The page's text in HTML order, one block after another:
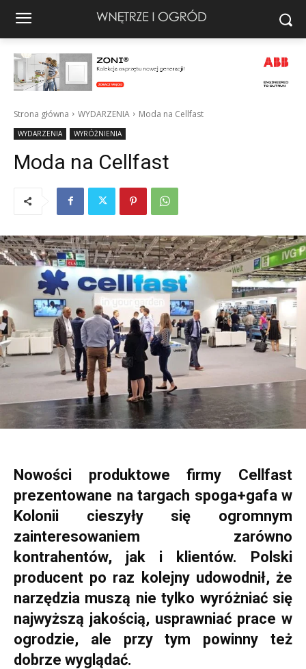
Strona główna WYDARZENIA Moda na Cellfast
WYDARZENIA WYRÓŻNIENIA
Moda na Cellfast
Nowości produktowe firmy Cellfast
prezentowane na targach spoga+gafa w
Kolonii cieszyły się ogromnym
zainteresowaniem zarówno
kontrahentów, jak i klientów. Polski
producent po raz kolejny udowodnił, że
narzędzia muszą nie tylko wyróżniać się
najwyższą jakością, usprawniać prace w
ogrodzie, ale przy tym powinny też
dobrze wyglądać.